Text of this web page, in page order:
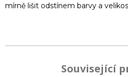
mírně lišit odstínem barvy a
Související